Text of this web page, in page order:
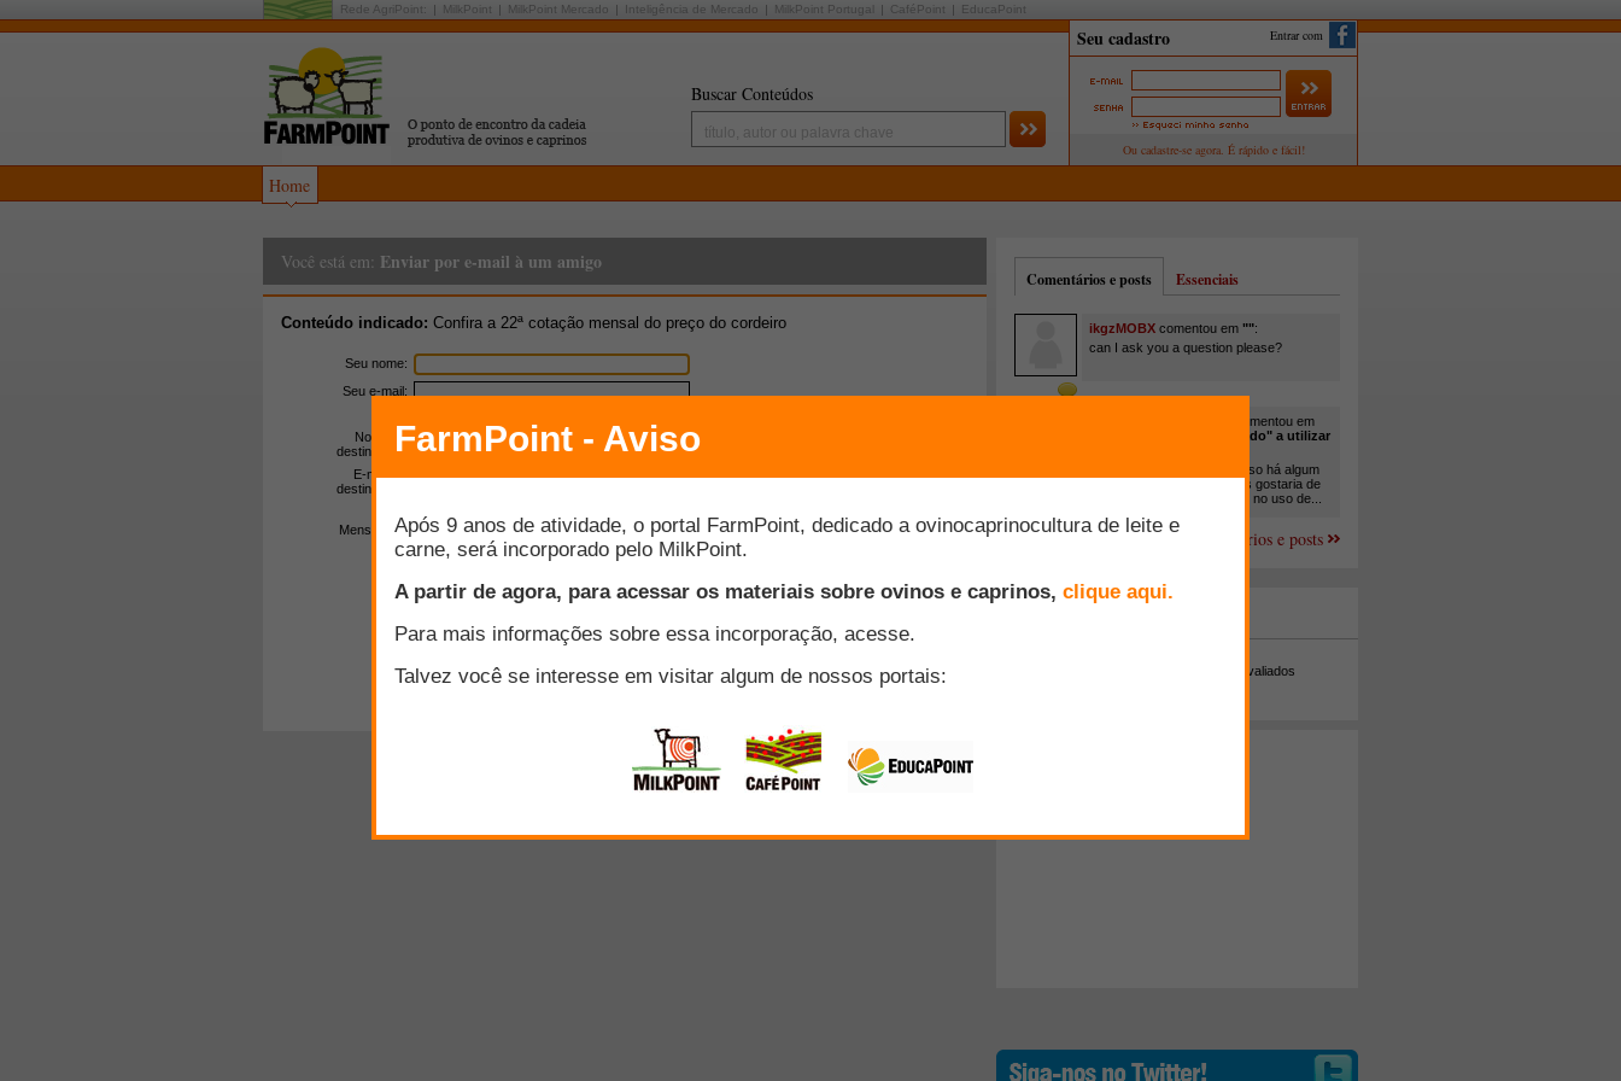
Rede AgriPoint: MilkPoint MilkPoint Mercado Inteligência de Mercado MilkPoint Portugal CaféPoint EducaPoint
Buscar Conteúdos
Entrar com
Home
Você está em: Enviar por e-mail à um amigo
Conteúdo indicado: Confira a 22ª cotação mensal do preço do cordeiro
Seu nome:
Seu e-mail:
Nome do
destinatário:
E-mail do
destinatário:
Mensagem:
300caracteres restantes
Comentários e posts Essenciais
ikgzMOBX comentou em "":
can I ask you a question please?
comentou em
"Você está sendo "obrigado" a utilizar
Em minha propriedade, já uso há algum
tempo cana com ureia, mas gostaria de
um melhor aprofundamento no uso de...
Mais comentários e posts
Melhor avaliados